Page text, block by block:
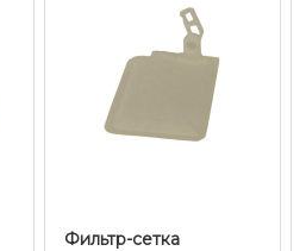
Фильтр-сетка